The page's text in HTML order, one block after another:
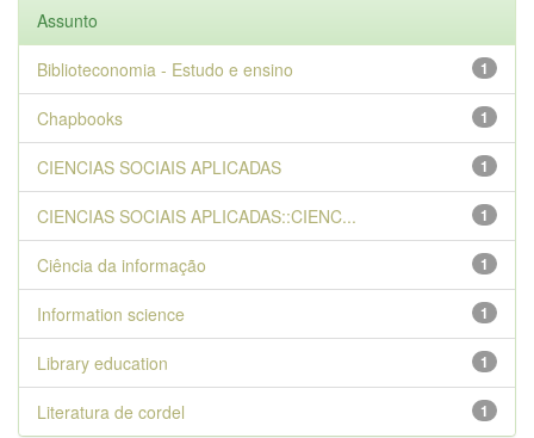
Assunto
1
Biblioteconomia - Estudo e ensino
1
Chapbooks
1
CIENCIAS SOCIAIS APLICADAS
1
CIENCIAS SOCIAIS APLICADAS::CIENC...
1
Ciência da informação
1
Information science
1
Library education
1
Literatura de cordel